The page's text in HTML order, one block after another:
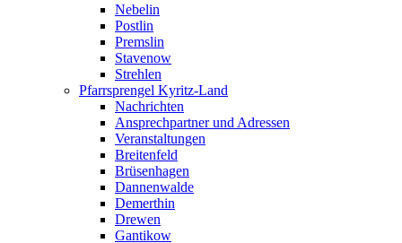
Nebelin
Postlin
Premslin
Stavenow
Strehlen
Pfarrsprengel Kyritz-Land
Nachrichten
Ansprechpartner und Adressen
Veranstaltungen
Breitenfeld
Brüsenhagen
Dannenwalde
Demerthin
Drewen
Gantikow